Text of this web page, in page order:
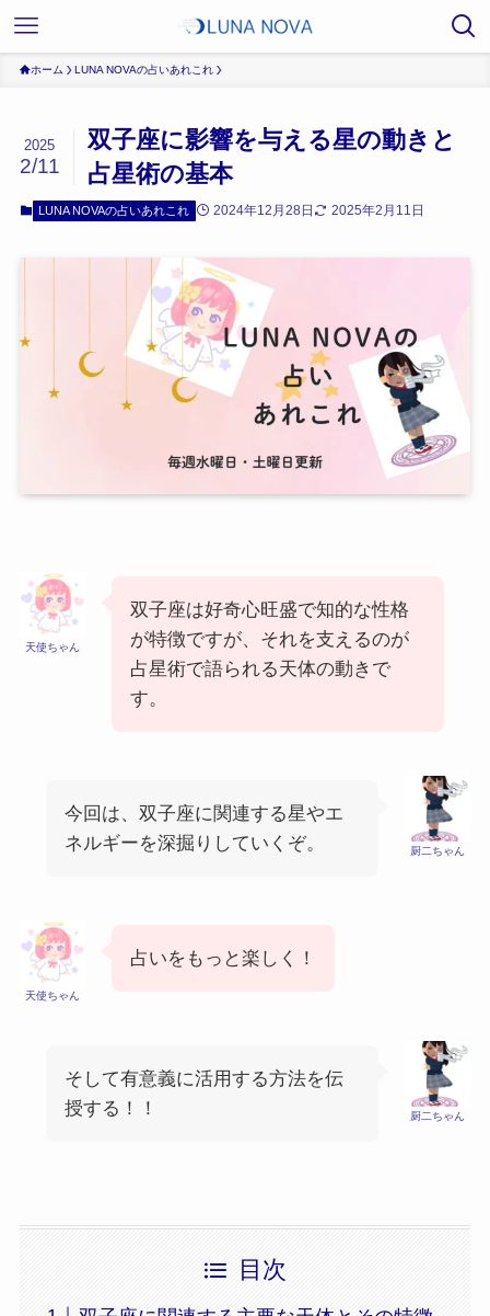
ホーム LUNA NOVAの占いあれこれ
双子座に影響を与える星の動きと
占星術の基本
2025
2/11
LUNA NOVAの占いあれこれ 2024年12月28日 2025年2月11日
天使ちゃん
双子座は好奇心旺盛で知的な性格
が特徴ですが、それを支えるのが
占星術で語られる天体の動きで
す。
厨二ちゃん
今回は、双子座に関連する星やエ
ネルギーを深掘りしていくぞ。
天使ちゃん
占いをもっと楽しく！
厨二ちゃん
そして有意義に活用する方法を伝
授する！！
目次